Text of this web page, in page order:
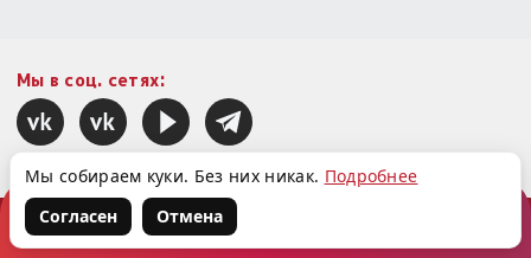
Корзина Войти
Мы в соц. сетях:
Мы собираем куки. Без них никак. Подробнее
Согласен
Отмена